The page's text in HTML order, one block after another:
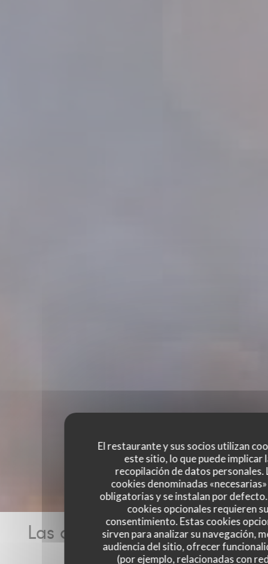
El restaurante y sus socios utilizan
este sitio, lo que puede implicar
recopilación de datos personales.
cookies denominadas
obligatorias y se instalan por
cookies opcionales requieren
consentimiento. Estas cookies
sirven para analizar su navegación,
audiencia del sitio, ofrecer
(por ejemplo, relacionadas con
Las opiniones de nuestros
clientes